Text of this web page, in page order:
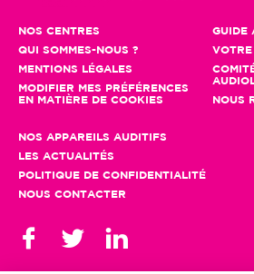
NOS CENTRES
QUI SOMMES-NOUS ?
MENTIONS LÉGALES
MODIFIER MES PRÉFÉRENCES
EN MATIÈRE DE COOKIES
GUIDE
NOUS
NOS APPAREILS AUDITIFS
LES ACTUALITÉS
POLITIQUE DE CONFIDENTIALITÉ
NOUS CONTACTER